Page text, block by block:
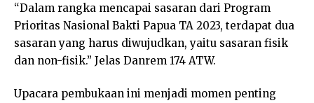
“Dalam rangka mencapai sasaran dari Program
Prioritas Nasional Bakti Papua TA 2023, terdapat dua
sasaran yang harus diwujudkan, yaitu sasaran fisik
dan non-fisik.” Jelas Danrem 174 ATW.
Upacara pembukaan ini menjadi momen penting